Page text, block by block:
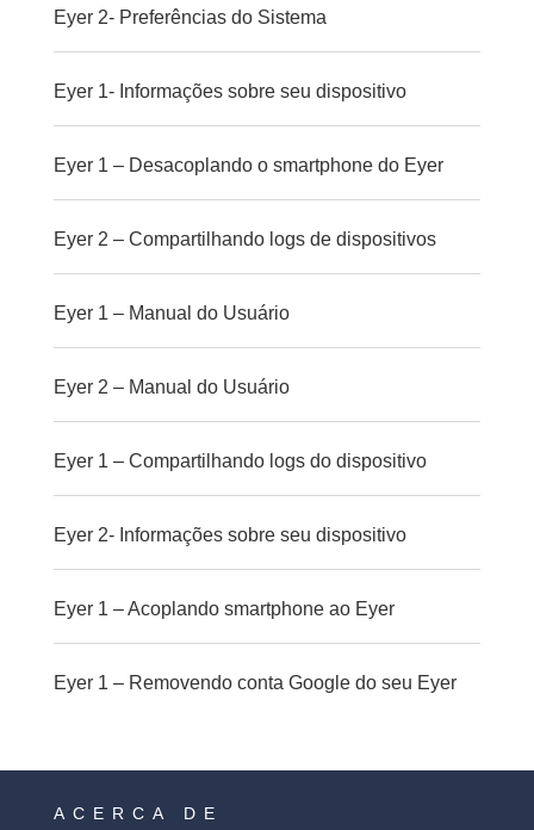
Eyer 2- Preferências do Sistema
Eyer 1- Informações sobre seu dispositivo
Eyer 1 – Desacoplando o smartphone do Eyer
Eyer 2 – Compartilhando logs de dispositivos
Eyer 1 – Manual do Usuário
Eyer 2 – Manual do Usuário
Eyer 1 – Compartilhando logs do dispositivo
Eyer 2- Informações sobre seu dispositivo
Eyer 1 – Acoplando smartphone ao Eyer
Eyer 1 – Removendo conta Google do seu Eyer
ACERCA DE